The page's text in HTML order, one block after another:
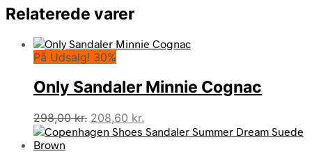
Relaterede varer
På Udsalg! 30%
Only Sandaler Minnie Cognac
298,00kr. Den
oprindelige
208,60 kr.
aktuelle